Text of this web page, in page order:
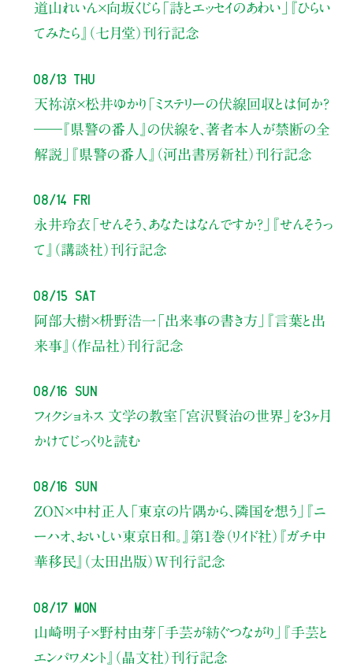
道山れいん×向坂くじら 「詩とエッセイのあわい」
『ひらい
てみたら』（七月堂）刊行記念
08/13 Thu
天祢涼×松井ゆかり 「ミステリーの伏線回収とは何か？
――『県警の番人』の伏線を、著者本人が禁断の全
解説」
『県警の番人』（河出書房新社）刊行記念
08/14 Fri
永井玲衣 「せんそう、あなたはなんですか？」
『せんそうっ
て』（講談社）刊行記念
08/15 Sat
阿部大樹×枡野浩一 「出来事の書き方」
『言葉と出
来事』（作品社）刊行記念
08/16 Sun
フィクショネス 文学の教室 「宮沢賢治の世界」を3ヶ月
かけてじっくりと読む
08/16 Sun
ZON×中村正人 「東京の片隅から、隣国を想う」
『ニ
ーハオ、おいしい東京日和。』第1巻（リイド社）
『ガチ中
華移民』（太田出版）W刊行記念
08/17 Mon
山崎明子×野村由芽 「手芸が紡ぐつながり」
『手芸と
エンパワメント』（晶文社）刊行記念